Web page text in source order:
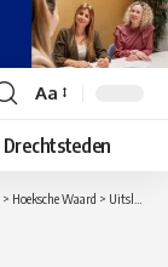
Lettergrootte
aanpassen
Aa
Drechtsteden
> Hoeksche Waard > Uitslag poll: Inwoners zouden zich met herindeling evenveel vertegenwoordigd voelen